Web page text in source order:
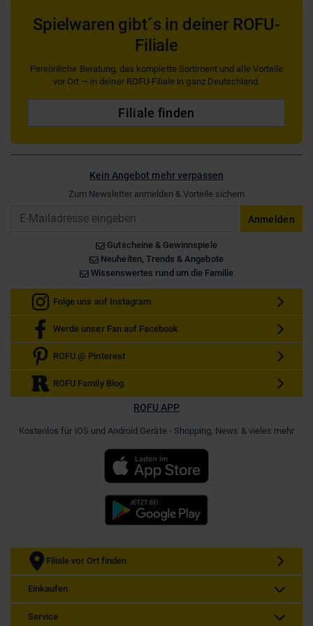
Spielwaren gibt´s in deiner ROFU-
Filiale
Persönliche Beratung, das komplette Sortiment und alle Vorteile
vor Ort — in deiner ROFU-Filiale in ganz Deutschland.
Filiale finden
Kein Angebot mehr verpassen
Zum Newsletter anmelden & Vorteile sichern
Anmelden
Gutscheine & Gewinnspiele
Neuheiten, Trends & Angebote
Wissenswertes rund um die Familie
Folge uns auf Instagram
Werde unser Fan auf Facebook
ROFU @ Pinterest
ROFU Family Blog
ROFU APP
Kostenlos für iOS und Android Geräte - Shopping, News & vieles mehr
Filiale vor Ort finden
Einkaufen
Service